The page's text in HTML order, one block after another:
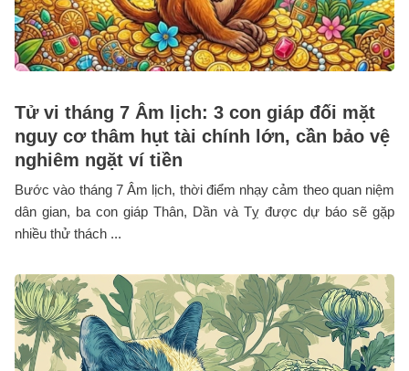
Tử vi tháng 7 Âm lịch: 3 con giáp đối mặt
nguy cơ thâm hụt tài chính lớn, cần bảo vệ
nghiêm ngặt ví tiền
Bước vào tháng 7 Âm lịch, thời điểm nhạy cảm theo quan niệm
dân gian, ba con giáp Thân, Dần và Tỵ được dự báo sẽ gặp
nhiều thử thách ...